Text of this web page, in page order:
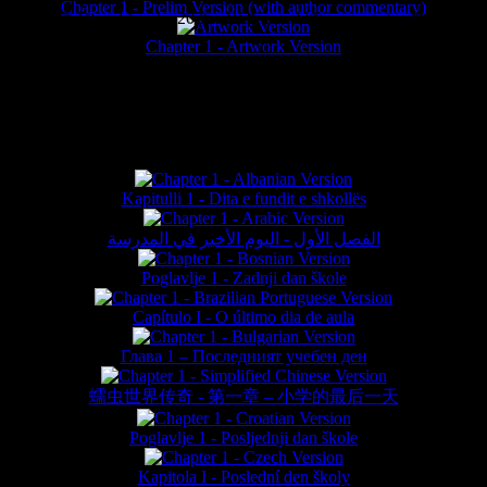
Chapter 1 - Prelim Version (with author commentary)
Chapter 1 - Artwork Version
Kapitulli 1 - Dita e fundit e shkollës
الفصل الأول - اليوم الأخير في المدرسة
Poglavlje 1 - Zadnji dan škole
Capítulo I - O último dia de aula
Глава 1 – Последният учебен ден
蠕虫世界传奇 - 第一章 – 小学的最后一天
Poglavlje 1 - Posljednji dan škole
Kapitola I - Poslední den školy
website © Daniel Lieske 2026 - Wormworld® is a registered